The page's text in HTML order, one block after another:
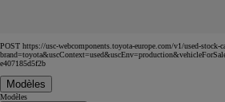
POST https://usc-webcomponents.toyota-europe.com/v1/used-stock-
e407185d5f2b
Modèles
Modèles